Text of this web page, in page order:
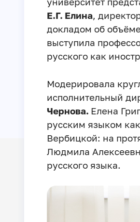
Е.Г. Елина,
докладом об
выступила
русского как
Модерировала
исполнительный
Чернова. Елена
русским языком
Вербицкой: на
Людмила
русского языка.